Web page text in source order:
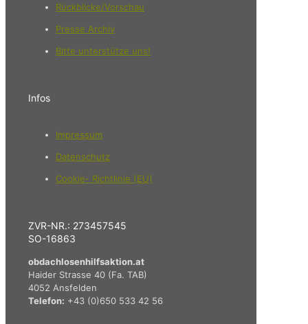
Rückblicke/Vorschau
Presse Archiv
Bitte unterstütze uns!
Infos
Impressum
Datenschutz
Cookie- Richtlinie (EU)
ZVR-NR.: 273457545
SO-16863
obdachlosenhilfsaktion.at
Haider Strasse 40 (Fa. TAB)
4052 Ansfelden
Telefon: +43 (0)650 533 42 56